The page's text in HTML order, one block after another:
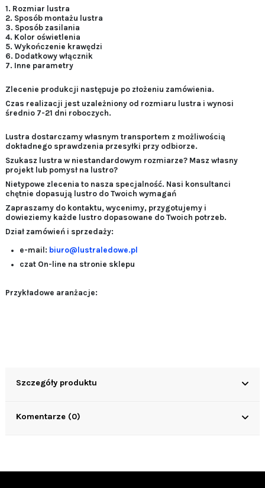
1. Rozmiar lustra
2. Sposób montażu lustra
3. Sposób zasilania
4. Kolor oświetlenia
5. Wykończenie krawędzi
6. Dodatkowy włącznik
7. Inne parametry
Zlecenie produkcji następuje po złożeniu zamówienia.
Czas realizacji jest uzależniony od rozmiaru lustra i wynosi
średnio 7-21 dni roboczych.
Lustra dostarczamy własnym transportem z możliwością
dokładnego sprawdzenia przesyłki przy odbiorze.
Szukasz lustra w niestandardowym rozmiarze? Masz własny
projekt lub pomysł na lustro?
Nietypowe zlecenia to nasza specjalność. Nasi konsultanci
chętnie dopasują lustro do Twoich wymagań
Zapraszamy do kontaktu, wycenimy, przygotujemy i
dowieziemy każde lustro dopasowane do Twoich potrzeb.
Dział zamówień i sprzedaży:
e-mail: biuro@lustraledowe.pl
czat On-line na stronie sklepu
Przykładowe aranżacje:
Szczegóły produktu
Komentarze (0)